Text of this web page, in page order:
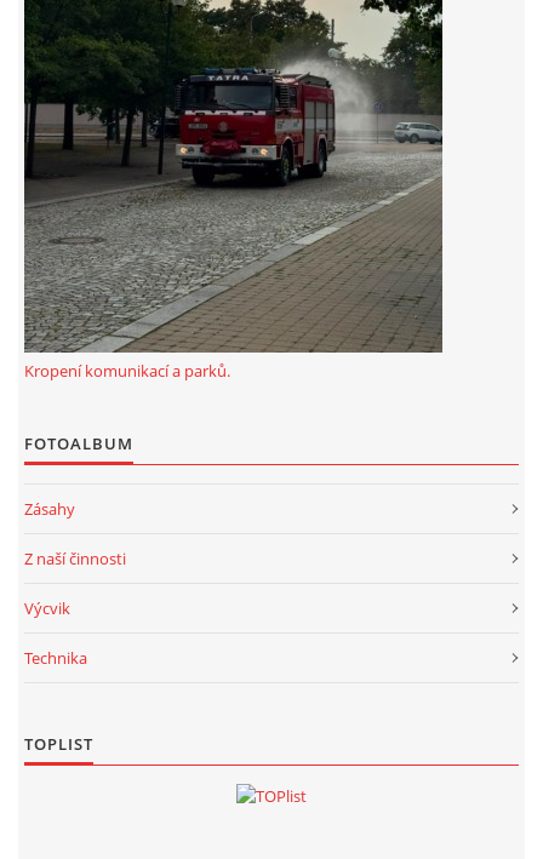
Kropení komunikací a parků.
FOTOALBUM
Zásahy
Z naší činnosti
Výcvik
Technika
TOPLIST